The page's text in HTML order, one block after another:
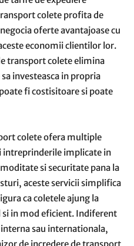
colete profita de
oferte avantajoase cu
economii clientilor lor.
transport colete elimina
investeasca in propria
fi costisitoare si poate
colete ofera multiple
intreprinderile implicate in
si securitate pana la
aceste servicii simplifica
ca coletele ajung la
in mod eficient. Indiferent
sau internationala,